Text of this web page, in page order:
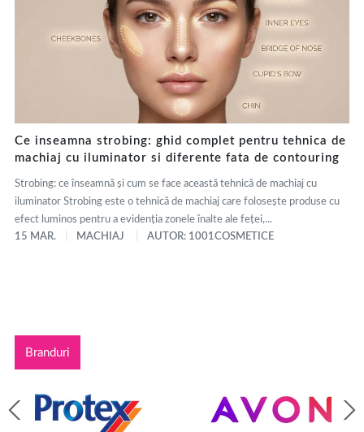
Ce inseamna strobing: ghid complet pentru tehnica de
machiaj cu iluminator si diferente fata de contouring
Strobing: ce înseamnă și cum se face această tehnică de machiaj cu
iluminator Strobing este o tehnică de machiaj care folosește produse cu
efect luminos pentru a evidenția zonele înalte ale feței,...
15 MAR.
MACHIAJ AUTOR: 1001COSMETICE
Branduri